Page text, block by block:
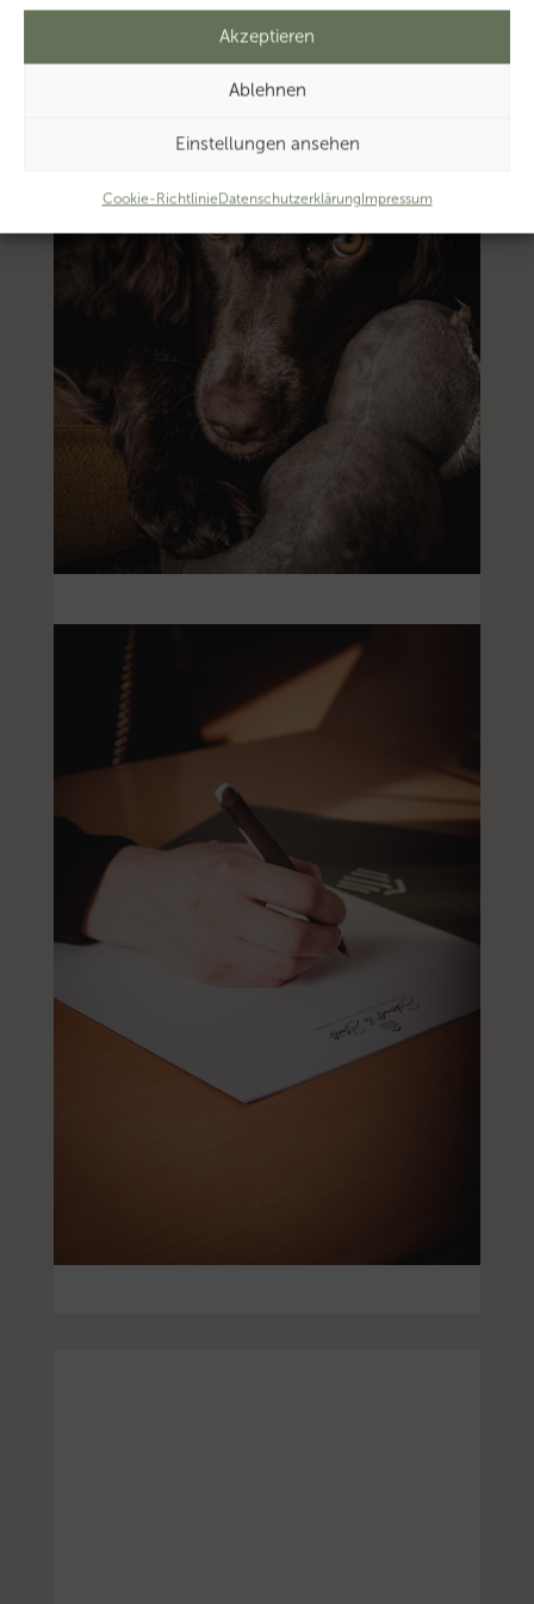
Akzeptieren
Ablehnen
Einstellungen ansehen
Cookie-RichtlinieDatenschutzerklärungImpressum